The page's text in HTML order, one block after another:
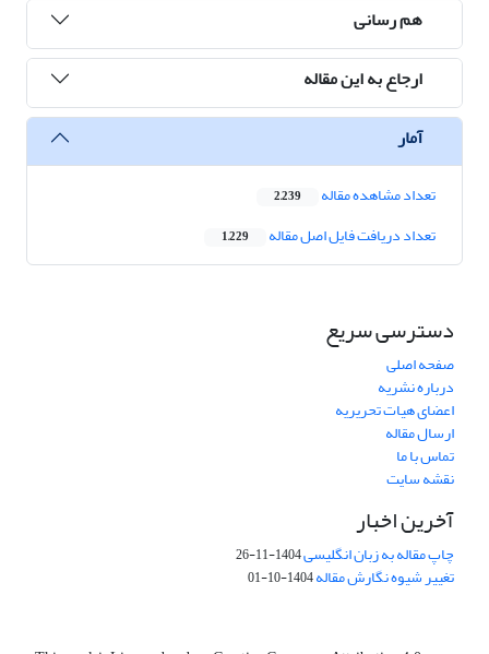
هم رسانی
ارجاع به این مقاله
آمار
تعداد مشاهده مقاله 2,239
تعداد دریافت فایل اصل مقاله 1,229
دسترسی سریع
صفحه اصلی
درباره نشریه
اعضای هیات تحریریه
ارسال مقاله
تماس با ما
نقشه سایت
آخرین اخبار
چاپ مقاله به زبان انگلیسی1404-11-26
تغییر شیوه نگارش مقاله1404-10-01